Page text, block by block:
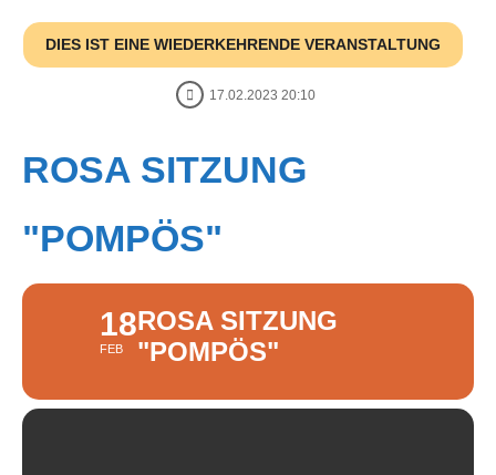
DIES IST EINE WIEDERKEHRENDE VERANSTALTUNG
17.02.2023 20:10
ROSA SITZUNG
"POMPÖS"
18
FEB
ROSA SITZUNG
"POMPÖS"